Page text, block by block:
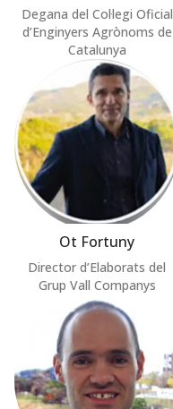
Degana del Col·legi Oficial
d’Enginyers Agrònoms de
Catalunya
Ot Fortuny
Director d’Elaborats del
Grup Vall Companys